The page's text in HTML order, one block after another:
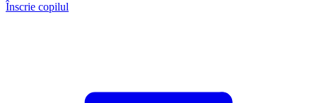
Înscrie copilul